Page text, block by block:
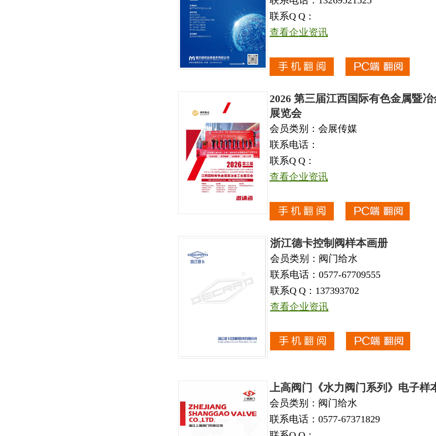
联系Q Q：
查看企业资讯
2026 第三届江西国际有色金属暨
展览会
会员类别：会展传媒
联系电话：
联系Q Q：
查看企业资讯
浙江德卡控制阀样本画册
会员类别：阀门给水
联系电话：0577-67709555
联系Q Q：137393702
查看企业资讯
上高阀门《水力阀门系列》电子样
会员类别：阀门给水
联系电话：0577-67371829